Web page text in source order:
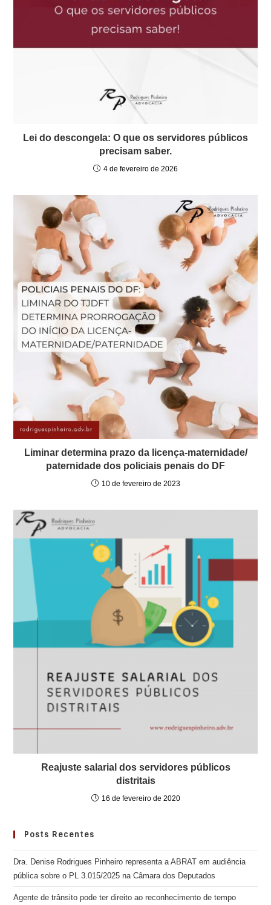
Lei do descongela: O que os servidores públicos
precisam saber.
4 de fevereiro de 2026
Liminar determina prazo da licença-maternidade/
paternidade dos policiais penais do DF
10 de fevereiro de 2023
Reajuste salarial dos servidores públicos
distritais
16 de fevereiro de 2020
Posts Recentes
Dra. Denise Rodrigues Pinheiro representa a ABRAT em audiência
pública sobre o PL 3.015/2025 na Câmara dos Deputados
Agente de trânsito pode ter direito ao reconhecimento de tempo